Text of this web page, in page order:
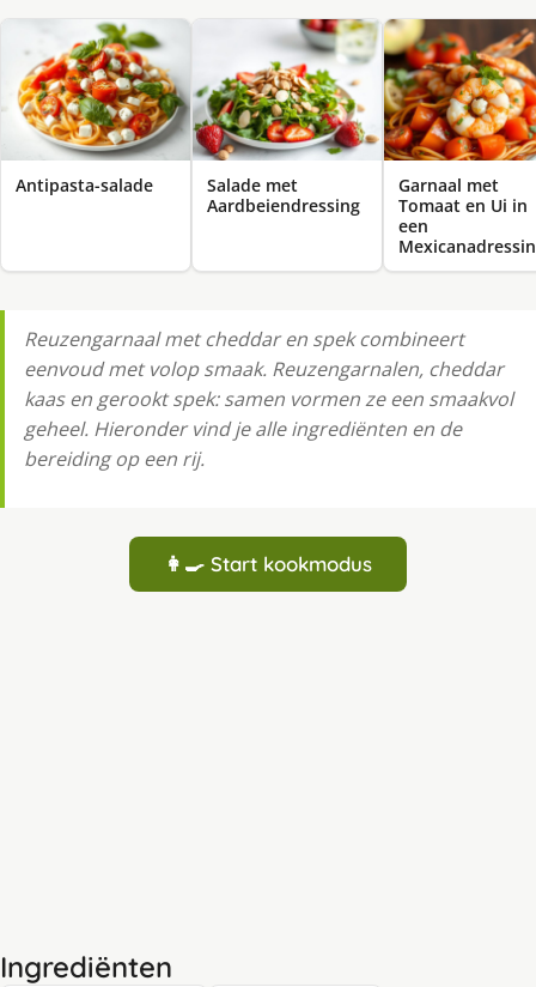
Antipasta-salade
Salade met
Aardbeiendressing
Garnaal met
Tomaat en Ui in
een
Reuzengarnaal met cheddar en spek combineert
eenvoud met volop smaak. Reuzengarnalen, cheddar
kaas en gerookt spek: samen vormen ze een smaakvol
geheel. Hieronder vind je alle ingrediënten en de
bereiding op een rij.
👩‍🍳 Start kookmodus
Ingrediënten